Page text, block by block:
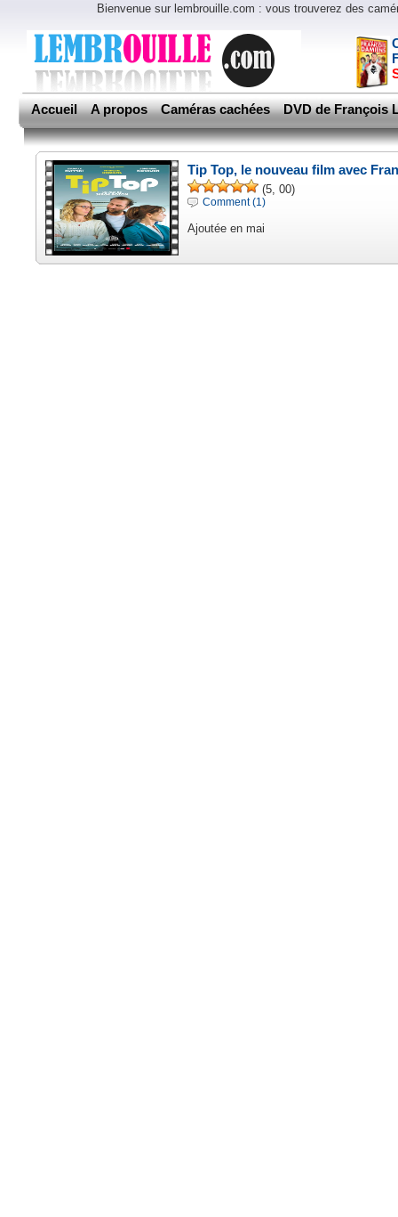
Bienvenue sur lembrouille.com : vous trouverez des
Accueil A propos Caméras cachées DVD de François
Tip Top, le nouveau film avec
(5, 00)
Comment (1)
Ajoutée en mai